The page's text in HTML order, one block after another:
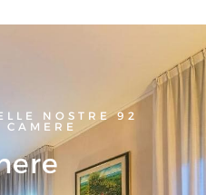
NOSTRE 92
CAMERE